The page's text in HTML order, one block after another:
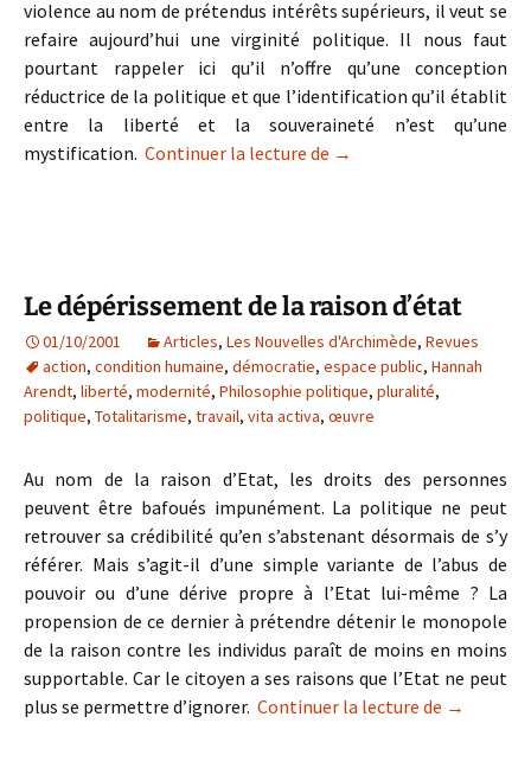
violence au nom de prétendus intérêts supérieurs, il veut se
refaire aujourd’hui une virginité politique. Il nous faut
pourtant rappeler ici qu’il n’offre qu’une conception
réductrice de la politique et que l’identification qu’il établit
entre la liberté et la souveraineté n’est qu’une
mystification. Continuer la lecture de Les limites du
→
Le dépérissement de la raison d’état
01/10/2001 Articles, Les Nouvelles d'Archimède, Revues
action, condition humaine, démocratie, espace public, Hannah
Arendt, liberté, modernité, Philosophie politique, pluralité,
politique, Totalitarisme, travail, vita activa, œuvre
Au nom de la raison d’Etat, les droits des personnes
peuvent être bafoués impunément. La politique ne peut
retrouver sa crédibilité qu’en s’abstenant désormais de s’y
référer. Mais s’agit-il d’une simple variante de l’abus de
pouvoir ou d’une dérive propre à l’Etat lui-même ? La
propension de ce dernier à prétendre détenir le monopole
de la raison contre les individus paraît de moins en moins
supportable. Car le citoyen a ses raisons que l’Etat ne peut
plus se permettre d’ignorer. Continuer la lecture de Le
→